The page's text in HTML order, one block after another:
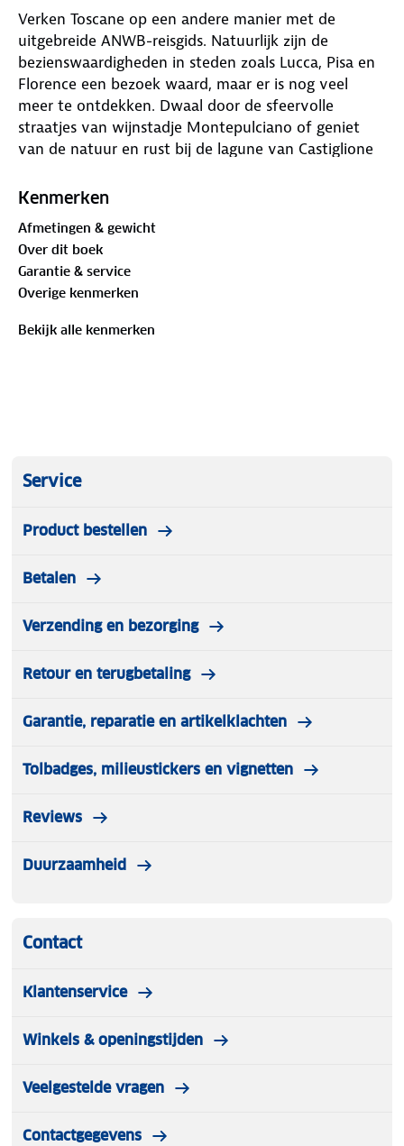
Verken Toscane op een andere manier met de
uitgebreide ANWB-reisgids. Natuurlijk zijn de
bezienswaardigheden in steden zoals Lucca, Pisa en
Florence een bezoek waard, maar er is nog veel
meer te ontdekken. Dwaal door de sfeervolle
straatjes van wijnstadje Montepulciano of geniet
van de natuur en rust bij de lagune van Castiglione
over routes, overnachtingsplekken en vervoer.
Daarnaast vind je verrassende uitstapjes om de
regio vanuit een ander perspectief te beleven.
Achter in de gids zit een uitneembare kaart, zodat je
altijd de juiste richting vindt. Ga goed voorbereid op
Kenmerken
Afmetingen & gewicht
Over dit boek
Garantie & service
Overige kenmerken
Bekijk alle kenmerken
Service
Product bestellen
Betalen
Verzending en bezorging
Retour en terugbetaling
Garantie, reparatie en artikelklachten
Tolbadges, milieustickers en vignetten
Reviews
Duurzaamheid
Contact
Klantenservice
Winkels & openingstijden
Veelgestelde vragen
Contactgegevens